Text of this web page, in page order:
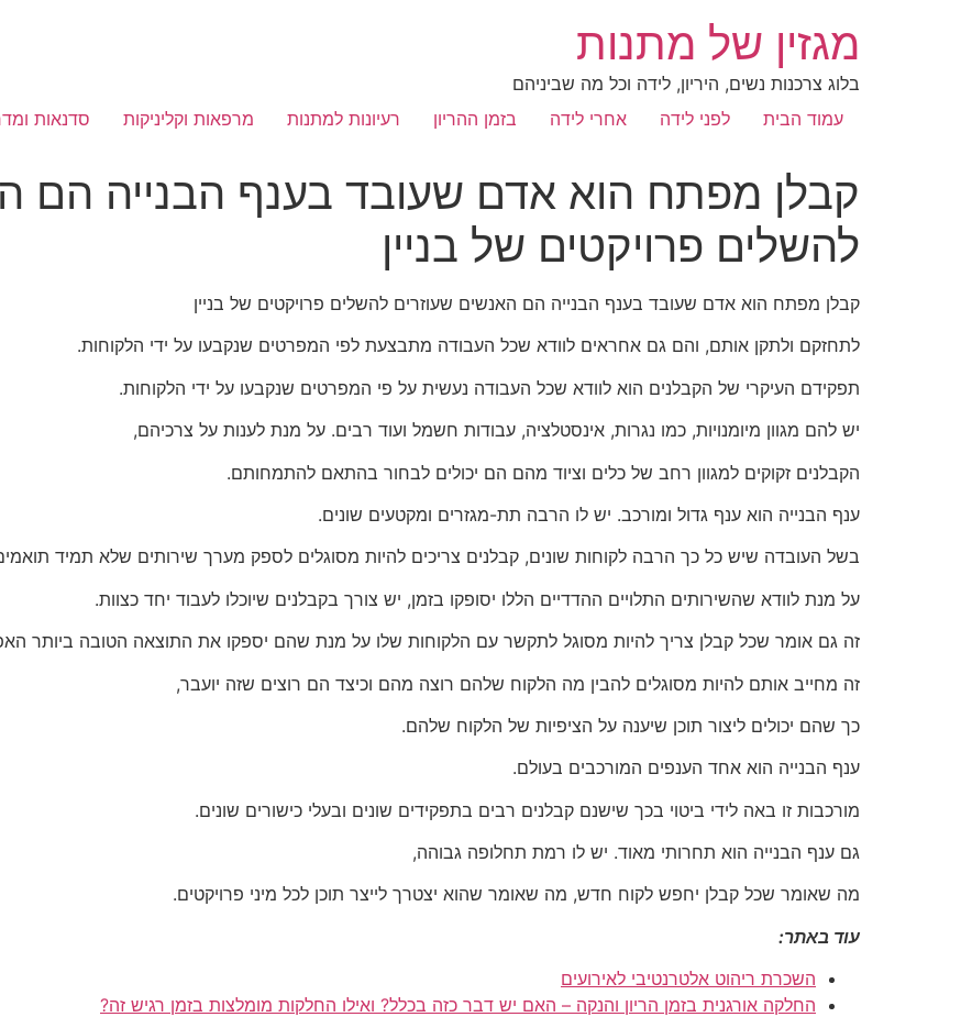
מגזין של מתנות
בלוג צרכנות נשים, היריון, לידה וכל מה שביניהם
עמוד הבית
לפני לידה אחרי לידה בזמן ההריון רעיונות למתנות מרפאות וקליניקות סדנאות
קבלן מפתח הוא אדם שעובד בענף הבנייה הם
להשלים פרויקטים של בניין
קבלן מפתח הוא אדם שעובד בענף הבנייה הם האנשים שעוזרים להשלים פרויקטים של בניין
לתחזקם ולתקן אותם, והם גם אחראים לוודא שכל העבודה מתבצעת לפי המפרטים שנקבעו על ידי הלקוחות.
תפקידם העיקרי של הקבלנים הוא לוודא שכל העבודה נעשית על פי המפרטים שנקבעו על ידי הלקוחות.
יש להם מגוון מיומנויות, כמו נגרות, אינסטלציה, עבודות חשמל ועוד רבים. על מנת לענות על צרכיהם,
הקבלנים זקוקים למגוון רחב של כלים וציוד מהם הם יכולים לבחור בהתאם להתמחותם.
ענף הבנייה הוא ענף גדול ומורכב. יש לו הרבה תת-מגזרים ומקטעים שונים.
בשל העובדה שיש כל כך הרבה לקוחות שונים, קבלנים צריכים להיות מסוגלים לספק מערך שירותים שלא תמיד
על מנת לוודא שהשירותים התלויים ההדדיים הללו יסופקו בזמן, יש צורך בקבלנים שיוכלו לעבוד יחד כצוות.
זה גם אומר שכל קבלן צריך להיות מסוגל לתקשר עם הלקוחות שלו על מנת שהם יספקו את התוצאה הטובה ביותר
זה מחייב אותם להיות מסוגלים להבין מה הלקוח שלהם רוצה מהם וכיצד הם רוצים שזה יועבר,
כך שהם יכולים ליצור תוכן שיענה על הציפיות של הלקוח שלהם.
ענף הבנייה הוא אחד הענפים המורכבים בעולם.
מורכבות זו באה לידי ביטוי בכך שישנם קבלנים רבים בתפקידים שונים ובעלי כישורים שונים.
גם ענף הבנייה הוא תחרותי מאוד. יש לו רמת תחלופה גבוהה,
מה שאומר שכל קבלן יחפש לקוח חדש, מה שאומר שהוא יצטרך לייצר תוכן לכל מיני פרויקטים.
עוד באתר:
השכרת ריהוט אלטרנטיבי לאירועים
החלקה אורגנית בזמן הריון והנקה – האם יש דבר כזה בכלל? ואילו החלקות מומלצות בזמן רגיש זה?